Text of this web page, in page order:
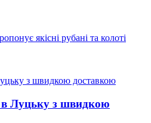
якісні рубані та колоті
в Луцьку з швидкою